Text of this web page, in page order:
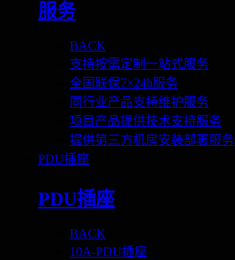
服务
BACK
支持按需定制一站式服务
全国联保7×24h服务
同行业产品支持维护服务
项目产品提供技术支持服务
提供第三方机房安装部署服务
PDU插座
PDU插座
BACK
10A-PDU插座